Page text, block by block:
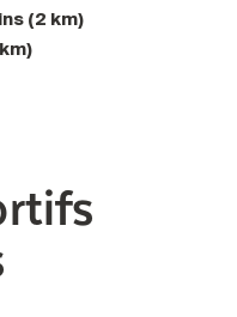
(2 km)